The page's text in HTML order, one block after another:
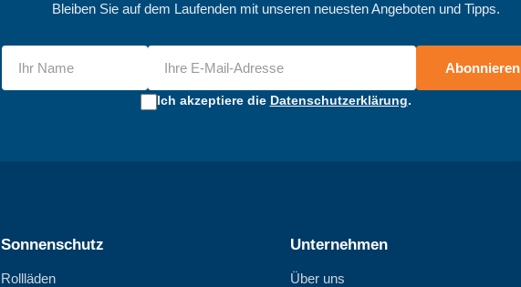
Bleiben Sie auf dem Laufenden mit unseren neuesten Angeboten und Tipps.
Abonnieren
Ich akzeptiere die Datenschutzerklärung.
Sonnenschutz
Rollläden
Unternehmen
Über uns